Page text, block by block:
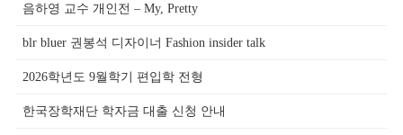
음하영 교수 개인전 – My, Pretty
blr bluer 권봉석 디자이너 Fashion insider talk
2026학년도 9월학기 편입학 전형
한국장학재단 학자금 대출 신청 안내